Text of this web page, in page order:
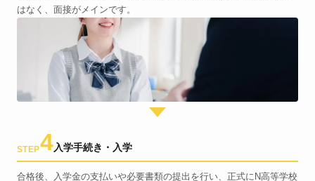
はなく、面接がメインです。
STEP4入学手続き・入学
合格後、入学金の支払いや必要書類の提出を行い、正式にN高等学校